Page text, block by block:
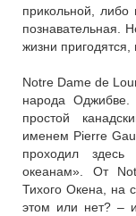
прикольной, либо
познавательная.
жизни
Notre Dame de
народа Оджибве.
простой
именем Pierre
проходил
океанам». От
Тихого Окена, на
этом или нет? –